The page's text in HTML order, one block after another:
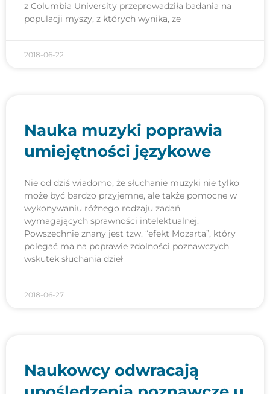
z Columbia University przeprowadziła badania na
populacji myszy, z których wynika, że
2018-06-22
Nauka muzyki poprawia
umiejętności językowe
Nie od dziś wiadomo, że słuchanie muzyki nie tylko
może być bardzo przyjemne, ale także pomocne w
wykonywaniu różnego rodzaju zadań
wymagających sprawności intelektualnej.
Powszechnie znany jest tzw. “efekt Mozarta”, który
polegać ma na poprawie zdolności poznawczych
wskutek słuchania dzieł
2018-06-27
Naukowcy odwracają